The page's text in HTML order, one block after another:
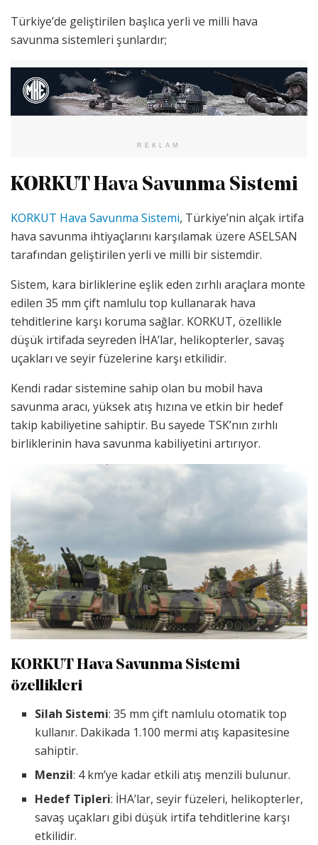
Türkiye’de geliştirilen başlıca yerli ve milli hava
savunma sistemleri şunlardır;
REKLAM
KORKUT Hava Savunma Sistemi
KORKUT Hava Savunma Sistemi, Türkiye’nin alçak irtifa
hava savunma ihtiyaçlarını karşılamak üzere ASELSAN
tarafından geliştirilen yerli ve milli bir sistemdir.
Sistem, kara birliklerine eşlik eden zırhlı araçlara monte
edilen 35 mm çift namlulu top kullanarak hava
tehditlerine karşı koruma sağlar. KORKUT, özellikle
düşük irtifada seyreden İHA’lar, helikopterler, savaş
uçakları ve seyir füzelerine karşı etkilidir.
Kendi radar sistemine sahip olan bu mobil hava
savunma aracı, yüksek atış hızına ve etkin bir hedef
takip kabiliyetine sahiptir. Bu sayede TSK’nın zırhlı
birliklerinin hava savunma kabiliyetini artırıyor.
KORKUT Hava Savunma Sistemi
özellikleri
Silah Sistemi: 35 mm çift namlulu otomatik top
kullanır. Dakikada 1.100 mermi atış kapasitesine
sahiptir.
Menzil: 4 km’ye kadar etkili atış menzili bulunur.
Hedef Tipleri: İHA’lar, seyir füzeleri, helikopterler,
savaş uçakları gibi düşük irtifa tehditlerine karşı
etkilidir.